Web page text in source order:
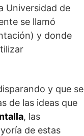
Universidad de
se llamó
y donde
y que se
de las ideas que
, las
de estas